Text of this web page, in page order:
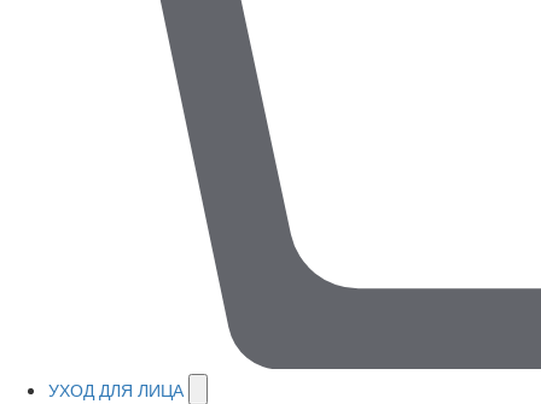
УХОД ДЛЯ ЛИЦА